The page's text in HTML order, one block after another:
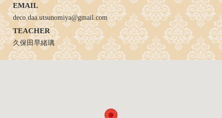
EMAIL
deco.daa.utsunomiya@gmail.com
TEACHER
久保田早緒璃